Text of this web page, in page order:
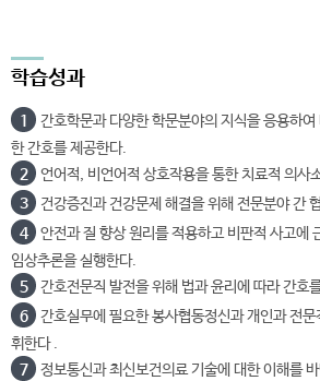
학습성과
1
간호학문과 다양한 학문분야의 지식을 응용하
한 간호를 제공한다.
2
언어적, 비언어적 상호작용을 통한 치료적 의사
3
건강증진과 건강문제 해결을 위해 전문분야 간
4
안전과 질 향상 원리를 적용하고 비판적 사고에
임상추론을 실행한다.
5
간호전문직 발전을 위해 법과 윤리에 따라 간호
6
간호실무에 필요한 봉사협동정신과 개인과 전
휘한다 .
7
정보통신과 최신보건의료 기술에 대한 이해를